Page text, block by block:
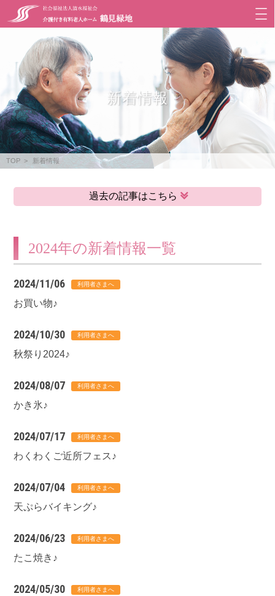
新着情報
TOP 新着情報
過去の記事はこちら
2024年の新着情報一覧
2024/11/06
お買い物♪
2024/10/30
秋祭り2024♪
2024/08/07
かき氷♪
2024/07/17
わくわくご近所フェス♪
2024/07/04
天ぷらバイキング♪
2024/06/23
たこ焼き♪
2024/05/30